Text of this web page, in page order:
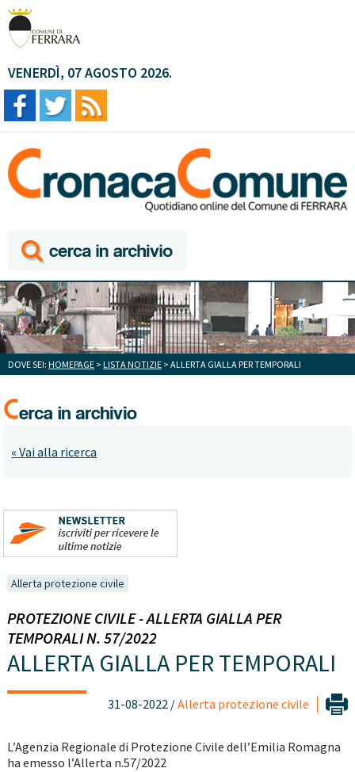
VENERDÌ, 07 AGOSTO 2026.
DOVE SEI: HOMEPAGE > LISTA NOTIZIE > ALLERTA GIALLA PER TEMPORALI
« Vai alla ricerca
Allerta protezione civile
PROTEZIONE CIVILE - ALLERTA GIALLA PER
TEMPORALI N. 57/2022
ALLERTA GIALLA PER TEMPORALI
31-08-2022 /Allerta protezione civile
L’Agenzia Regionale di Protezione Civile dell’Emilia Romagna
ha emesso l’Allerta n.57/2022